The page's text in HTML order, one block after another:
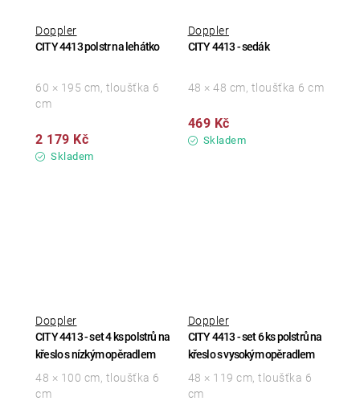
CITY 4413 polstr na lehátko
Doppler
Skladem
2 179 Kč
60 × 195 cm, tloušťka 6
cm
CITY 4413 - sedák
Doppler
Skladem
469 Kč
48 × 48 cm, tloušťka 6 cm
CITY 4413 - set 4 ks polstrů na
křeslo s nízkým opěradlem
Doppler
48 × 100 cm, tloušťka 6
cm
CITY 4413 - set 6 ks polstrů na
křeslo s vysokým opěradlem
Doppler
48 × 119 cm, tloušťka 6
cm